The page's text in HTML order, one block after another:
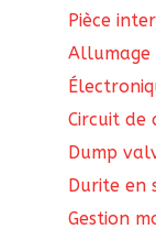
Pièce
Allumage
Circuit de
Dump
Durite en
Gestion